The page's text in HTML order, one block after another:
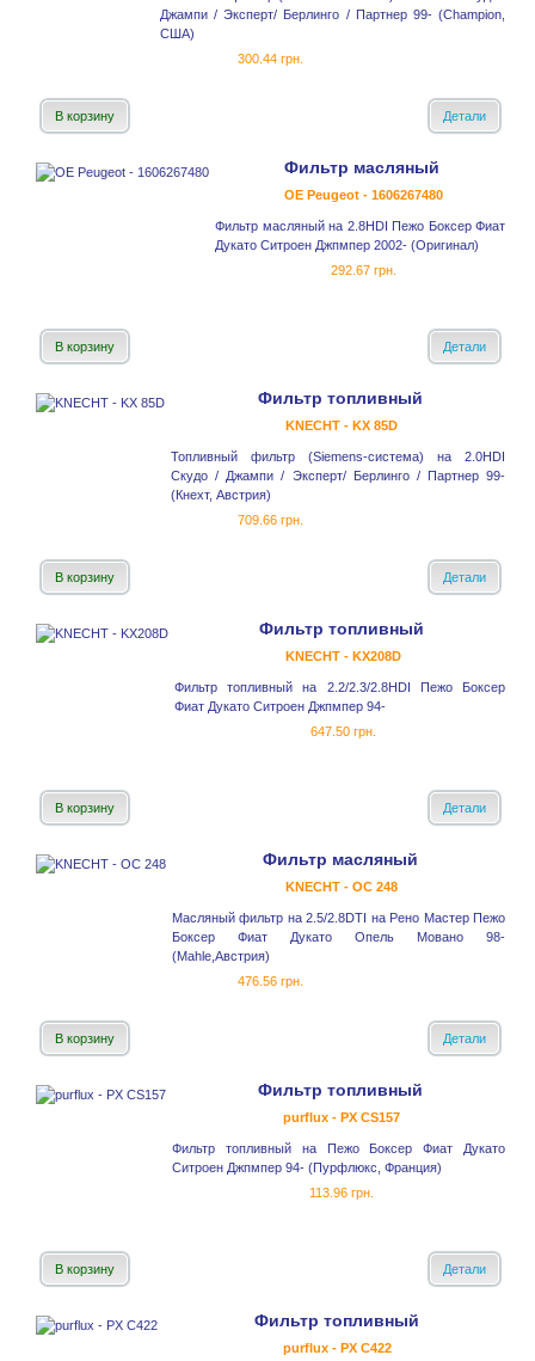
Джампи / Эксперт/ Берлинго / Партнер 99- (Champion,
США)
300.44 грн.
В корзину Детали
Фильтр масляный
OE Peugeot - 1606267480
Фильтр масляный на 2.8HDI Пежо Боксер Фиат
Дукато Ситроен Джпмпер 2002- (Оригинал)
292.67 грн.
В корзину Детали
Фильтр топливный
KNECHT - KX 85D
Топливный фильтр (Siemens-система) на 2.0HDI
Скудо / Джампи / Эксперт/ Берлинго / Партнер 99-
(Кнехт, Австрия)
709.66 грн.
В корзину Детали
Фильтр топливный
KNECHT - KX208D
Фильтр топливный на 2.2/2.3/2.8HDI Пежо Боксер
Фиат Дукато Ситроен Джпмпер 94-
647.50 грн.
В корзину Детали
Фильтр масляный
KNECHT - OC 248
Масляный фильтр на 2.5/2.8DTI на Рено Мастер Пежо
Боксер Фиат Дукато Опель Мовано 98-
(Mahle,Австрия)
476.56 грн.
В корзину Детали
Фильтр топливный
purflux - PX CS157
Фильтр топливный на Пежо Боксер Фиат Дукато
Ситроен Джпмпер 94- (Пурфлюкс, Франция)
113.96 грн.
В корзину Детали
Фильтр топливный
purflux - PX C422